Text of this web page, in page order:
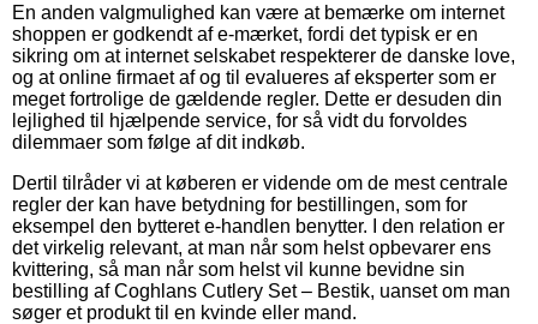
En anden valgmulighed kan være at bemærke om internet
shoppen er godkendt af e-mærket, fordi det typisk er en
sikring om at internet selskabet respekterer de danske love,
og at online firmaet af og til evalueres af eksperter som er
meget fortrolige de gældende regler. Dette er desuden din
lejlighed til hjælpende service, for så vidt du forvoldes
dilemmaer som følge af dit indkøb.
Dertil tilråder vi at køberen er vidende om de mest centrale
regler der kan have betydning for bestillingen, som for
eksempel den bytteret e-handlen benytter. I den relation er
det virkelig relevant, at man når som helst opbevarer ens
kvittering, så man når som helst vil kunne bevidne sin
bestilling af Coghlans Cutlery Set – Bestik, uanset om man
søger et produkt til en kvinde eller mand.